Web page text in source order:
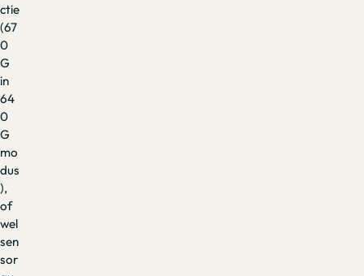
ctie
(67
0
G
in
64
0
G
mo
dus
),
of
wel
sen
sor